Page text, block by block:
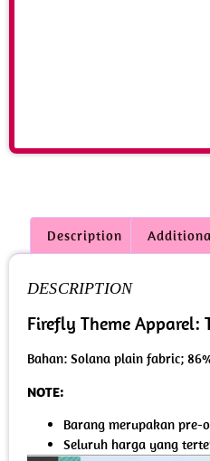
Description
DESCRIPTION
Firefly Theme Apparel:
Bahan: Solana plain fabric;
NOTE:
Barang merupakan pre-
Seluruh harga yang